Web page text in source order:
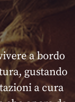
a bordo
gustando
a cura